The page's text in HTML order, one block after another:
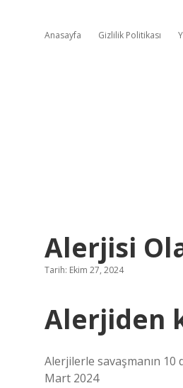
Anasayfa Gizlilik Politikası
Alerjisi
Tarih: Ekim 27, 2024
Alerjiden
Alerjilerle savaşmanın
Mart 2024